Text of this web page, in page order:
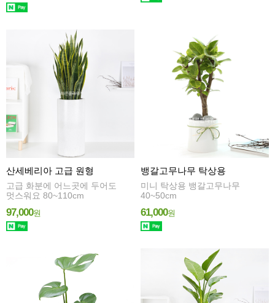
산세베리아 고급 원형
고급 화분에 어느곳에 두어도
멋스워요 80~110cm
97,000원
뱅갈고무나무 탁상용
미니 탁상용 뱅갈고무나무
40~50cm
61,000원